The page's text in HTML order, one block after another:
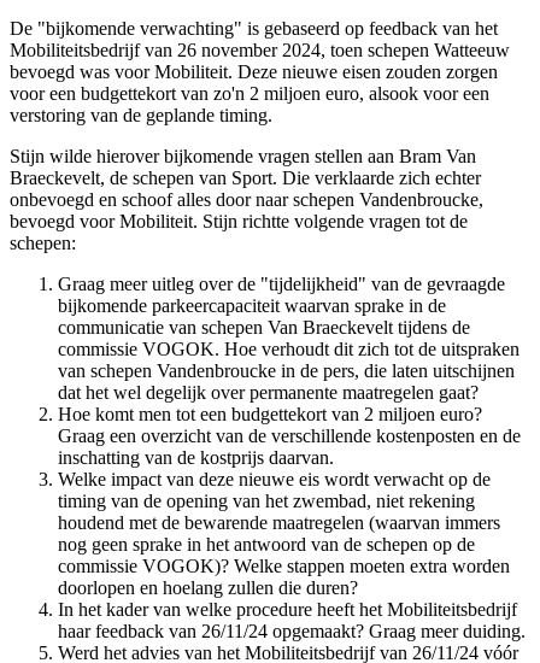
De "bijkomende verwachting" is gebaseerd op feedback van het
Mobiliteitsbedrijf van 26 november 2024, toen schepen Watteeuw
bevoegd was voor Mobiliteit. Deze nieuwe eisen zouden zorgen
voor een budgettekort van zo'n 2 miljoen euro, alsook voor een
verstoring van de geplande timing.
Stijn wilde hierover bijkomende vragen stellen aan Bram Van
Braeckevelt, de schepen van Sport. Die verklaarde zich echter
onbevoegd en schoof alles door naar schepen Vandenbroucke,
bevoegd voor Mobiliteit. Stijn richtte volgende vragen tot de
schepen:
Graag meer uitleg over de "tijdelijkheid" van de gevraagde
bijkomende parkeercapaciteit waarvan sprake in de
communicatie van schepen Van Braeckevelt tijdens de
commissie VOGOK. Hoe verhoudt dit zich tot de uitspraken
van schepen Vandenbroucke in de pers, die laten uitschijnen
dat het wel degelijk over permanente maatregelen gaat?
Hoe komt men tot een budgettekort van 2 miljoen euro?
Graag een overzicht van de verschillende kostenposten en de
inschatting van de kostprijs daarvan.
Welke impact van deze nieuwe eis wordt verwacht op de
timing van de opening van het zwembad, niet rekening
houdend met de bewarende maatregelen (waarvan immers
nog geen sprake in het antwoord van de schepen op de
commissie VOGOK)? Welke stappen moeten extra worden
doorlopen en hoelang zullen die duren?
In het kader van welke procedure heeft het Mobiliteitsbedrijf
haar feedback van 26/11/24 opgemaakt? Graag meer duiding.
Werd het advies van het Mobiliteitsbedrijf van 26/11/24 vóór